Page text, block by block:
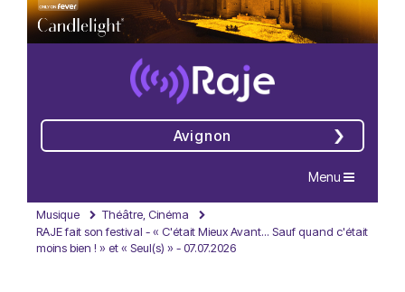
Avignon
Navigation
Menu
Musique
Théâtre, Cinéma
RAJE fait son festival - « C'était Mieux Avant... Sauf quand c'était
moins bien ! » et « Seul(s) » - 07.07.2026